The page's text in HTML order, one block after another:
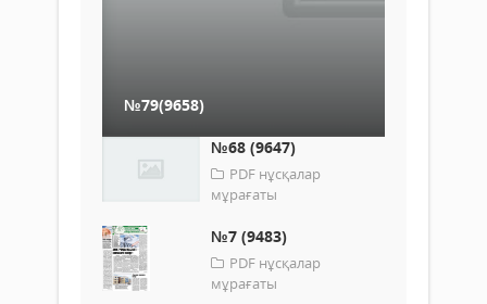
№79(9658)
№68 (9647)
PDF нұсқалар
мұрағаты
№7 (9483)
PDF нұсқалар
мұрағаты